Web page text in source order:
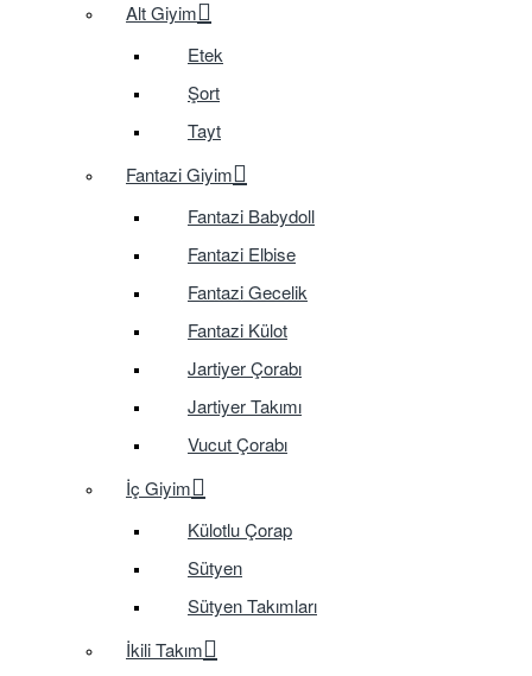
Alt Giyim
Etek
Şort
Tayt
Fantazi Giyim
Fantazi Babydoll
Fantazi Elbise
Fantazi Gecelik
Fantazi Külot
Jartiyer Çorabı
Jartiyer Takımı
Vucut Çorabı
İç Giyim
Külotlu Çorap
Sütyen
Sütyen Takımları
İkili Takım